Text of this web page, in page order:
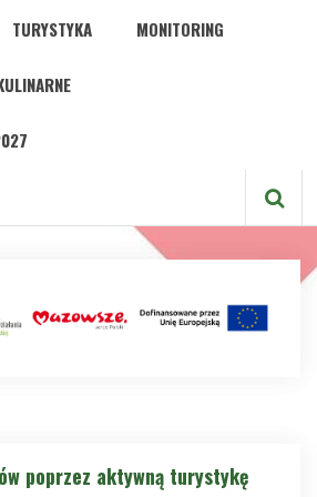
TURYSTYKA MONITORING
poprzez aktywną turystykę